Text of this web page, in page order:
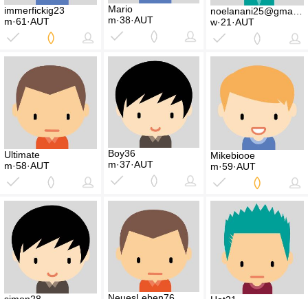
immerfickig23
m·61·AUT
Mario
m·38·AUT
noelanani25@gmail.com
w·21·AUT
Ultimate
m·58·AUT
Boy36
m·37·AUT
Mikebiooe
m·59·AUT